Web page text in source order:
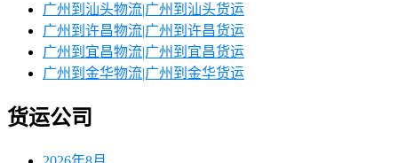
广州到汕头物流|广州到汕头货运
广州到许昌物流|广州到许昌货运
广州到宜昌物流|广州到宜昌货运
广州到金华物流|广州到金华货运
货运公司